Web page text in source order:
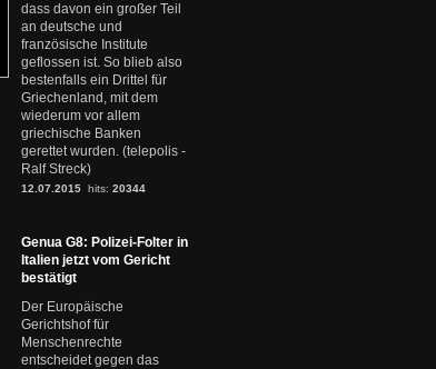
dass davon ein großer Teil
an deutsche und
französische Institute
geflossen ist. So blieb also
bestenfalls ein Drittel für
Griechenland, mit dem
wiederum vor allem
griechische Banken
gerettet wurden. (telepolis -
Ralf Streck)
12.07.2015 hits: 20344
Genua G8: Polizei-Folter in
Italien jetzt vom Gericht
bestätigt
Der Europäische
Gerichtshof für
Menschenrechte
entscheidet gegen das